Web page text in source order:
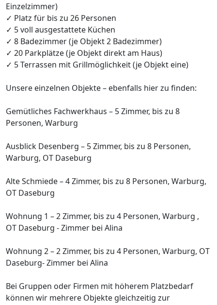
Einzelzimmer)
✓ Platz für bis zu 26 Personen
✓ 5 voll ausgestattete Küchen
✓ 8 Badezimmer (je Objekt 2 Badezimmer)
✓ 20 Parkplätze (je Objekt direkt am Haus)
✓ 5 Terrassen mit Grillmöglichkeit (je Objekt eine)
Unsere einzelnen Objekte – ebenfalls hier zu finden:
Gemütliches Fachwerkhaus – 5 Zimmer, bis zu 8
Personen, Warburg
Ausblick Desenberg – 5 Zimmer, bis zu 8 Personen,
Warburg, OT Daseburg
Alte Schmiede – 4 Zimmer, bis zu 8 Personen, Warburg,
OT Daseburg
Wohnung 1 – 2 Zimmer, bis zu 4 Personen, Warburg ,
OT Daseburg - Zimmer bei Alina
Wohnung 2 – 2 Zimmer, bis zu 4 Personen, Warburg, OT
Daseburg- Zimmer bei Alina
Bei Gruppen oder Firmen mit höherem Platzbedarf
können wir mehrere Objekte gleichzeitig zur